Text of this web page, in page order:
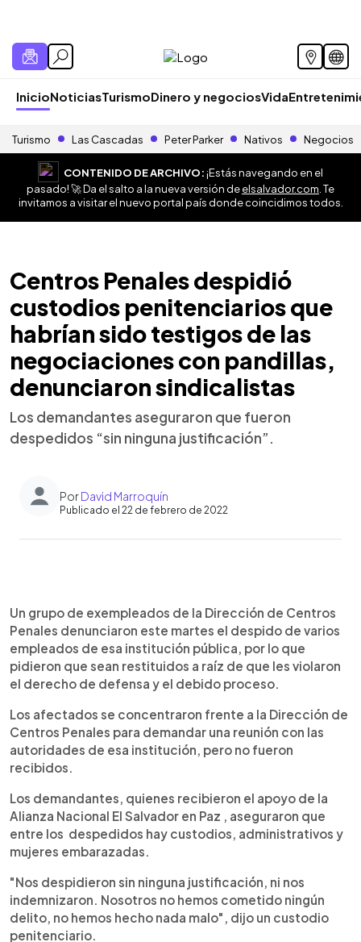
InicioNoticiasTurismoDinero y negociosVida
Turismo Las Cascadas Peter Parker Nativos Negocios
CONTENIDO DE ARCHIVO:¡Estás navegando en el
pasado! 🚀 Da el salto a la nueva versión deelsalvador.com . Te
invitamos a visitar el nuevo portal país donde coincidimos todos.
Centros Penales despidió
custodios penitenciarios que
habrían sido testigos de las
negociaciones con pandillas,
denunciaron sindicalistas
Los demandantes aseguraron que fueron
despedidos “sin ninguna justificación”.
PorDavid Marroquín
Publicado el 22 de febrero de 2022
Escuchar artículo
Un grupo de exempleados de la Dirección de Centros
Penales denunciaron este martes el despido de varios
empleados de esa institución pública, por lo que
pidieron que sean restituidos a raíz de que les violaron
el derecho de defensa y el debido proceso.
Los afectados se concentraron frente a la Dirección de
Centros Penales para demandar una reunión con las
autoridades de esa institución, pero no fueron
recibidos.
Los demandantes, quienes recibieron el apoyo de la
Alianza Nacional El Salvador en Paz , aseguraron que
entre los despedidos hay custodios, administrativos y
mujeres embarazadas.
"Nos despidieron sin ninguna justificación, ni nos
indemnizaron. Nosotros no hemos cometido ningún
delito, no hemos hecho nada malo", dijo un custodio
penitenciario.